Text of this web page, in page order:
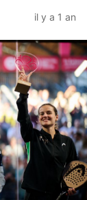
il y a 1 an